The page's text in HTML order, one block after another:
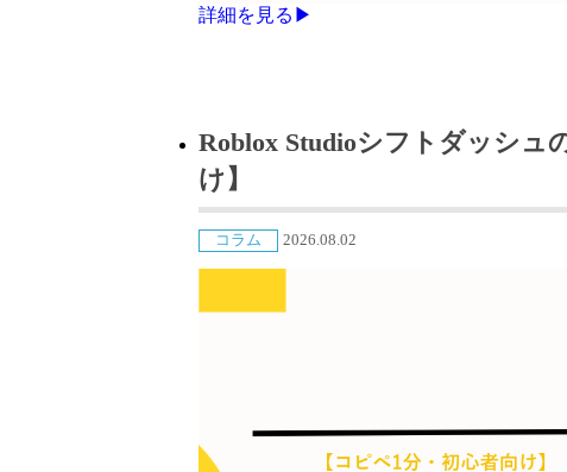
詳細を見る▶
Roblox Studioシフトダッシュ
け】
コラム 2026.08.02